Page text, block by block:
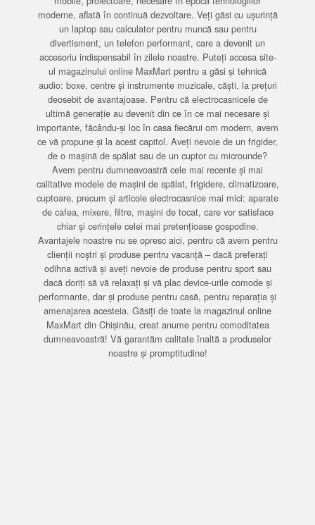
moderne, aflată în continuă dezvoltare. Veți găsi cu ușurință
un laptop sau calculator pentru muncă sau pentru
divertisment, un telefon performant, care a devenit un
accesoriu indispensabil în zilele noastre. Puteți accesa site-
ul magazinului online MaxMart pentru a găsi și tehnică
audio: boxe, centre și instrumente muzicale, căști, la prețuri
deosebit de avantajoase. Pentru că electrocasnicele de
ultimă generație au devenit din ce în ce mai necesare și
importante, făcându-și loc în casa fiecărui om modern, avem
ce vă propune și la acest capitol. Aveți nevoie de un frigider,
de o mașină de spălat sau de un cuptor cu microunde?
Avem pentru dumneavoastră cele mai recente și mai
calitative modele de mașini de spălat, frigidere, climatizoare,
cuptoare, precum și articole electrocasnice mai mici: aparate
de cafea, mixere, filtre, mașini de tocat, care vor satisface
chiar și cerințele celei mai pretențioase gospodine.
Avantajele noastre nu se opresc aici, pentru că avem pentru
clienții noștri și produse pentru vacanță – dacă preferați
odihna activă și aveți nevoie de produse pentru sport sau
dacă doriți să vă relaxați și vă plac device-urile comode și
performante, dar și produse pentru casă, pentru reparația și
amenajarea acesteia. Găsiți de toate la magazinul online
MaxMart din Chișinău, creat anume pentru comoditatea
dumneavoastră! Vă garantăm calitate înaltă a produselor
noastre și promptitudine!